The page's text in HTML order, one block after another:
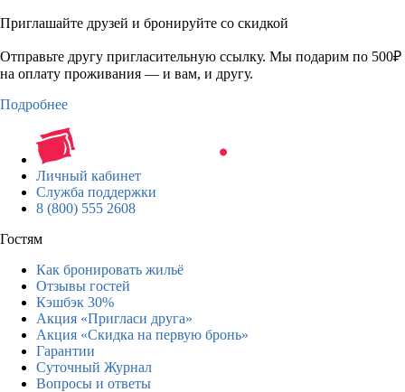
Приглашайте друзей и бронируйте со скидкой
Отправьте другу пригласительную ссылку. Мы подарим по 500₽
на оплату проживания — и вам, и другу.
Подробнее
Личный кабинет
Служба поддержки
8 (800) 555 2608
Гостям
Как бронировать жильё
Отзывы гостей
Кэшбэк 30%
Акция «Пригласи друга»
Акция «Скидка на первую бронь»
Гарантии
Суточный Журнал
Вопросы и ответы